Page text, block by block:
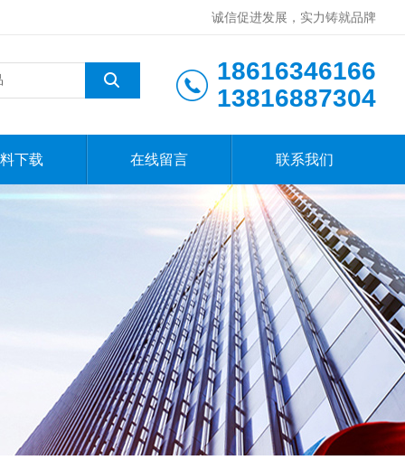
诚信促进发展，实力铸就品牌
18616346166
13816887304
下载 在线留言 联系我们